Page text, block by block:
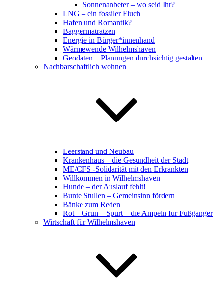
Sonnenanbeter – wo seid Ihr?
LNG – ein fossiler Fluch
Hafen und Romantik?
Baggermatratzen
Energie in Bürger*innenhand
Wärmewende Wilhelmshaven
Geodaten – Planungen durchsichtig gestalten
Nachbarschaftlich wohnen
Leerstand und Neubau
Krankenhaus – die Gesundheit der Stadt
ME/CFS -Solidarität mit den Erkrankten
Willkommen in Wilhelmshaven
Hunde – der Auslauf fehlt!
Bunte Stullen – Gemeinsinn fördern
Bänke zum Reden
Rot – Grün – Spurt – die Ampeln für Fußgänger
Wirtschaft für Wilhelmshaven